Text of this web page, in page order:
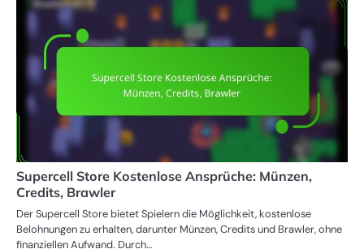
Supercell Store Kostenlose Ansprüche: Münzen,
Credits, Brawler
Der Supercell Store bietet Spielern die Möglichkeit, kostenlose
Belohnungen zu erhalten, darunter Münzen, Credits und Brawler, ohne
finanziellen Aufwand. Durch…